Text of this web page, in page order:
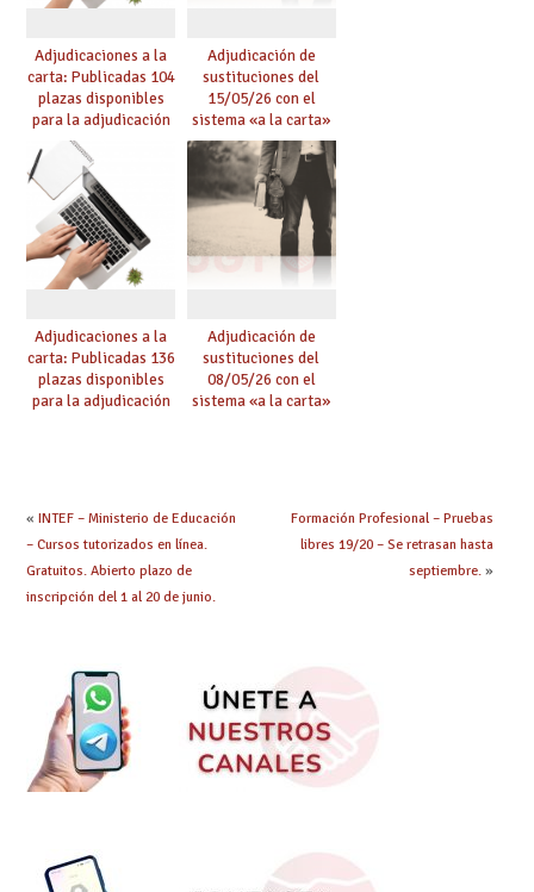
Adjudicaciones a la
carta: Publicadas 104
plazas disponibles
para la adjudicación
de mañana y abierto
plazo de solicitudes
Adjudicación de
sustituciones del
15/05/26 con el
sistema «a la carta»
conseguido con el
Acuerdo de Mejoras
Adjudicaciones a la
carta: Publicadas 136
plazas disponibles
para la adjudicación
Adjudicación de
sustituciones del
08/05/26 con el
sistema «a la carta»
« INTEF – Ministerio de Educación
– Cursos tutorizados en línea.
Gratuitos. Abierto plazo de
inscripción del 1 al 20 de junio.
Formación Profesional – Pruebas
libres 19/20 – Se retrasan hasta
septiembre.»